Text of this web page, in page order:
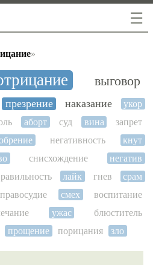
☰
»
выговор
презрение наказание
укор
аборт суд вина
запрет
негативность
кнут
снисхождение
негатив
лайк гнев
срам
правосудие смех
воспитание
ужас
блюститель
прощение порицания зло